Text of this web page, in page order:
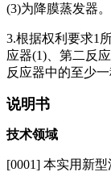
(3)为降膜蒸发器。
3.根据权利要求1
应器(1)、第二反
反应器中的至少一
说明书
技术领域
[0001] 本实用新